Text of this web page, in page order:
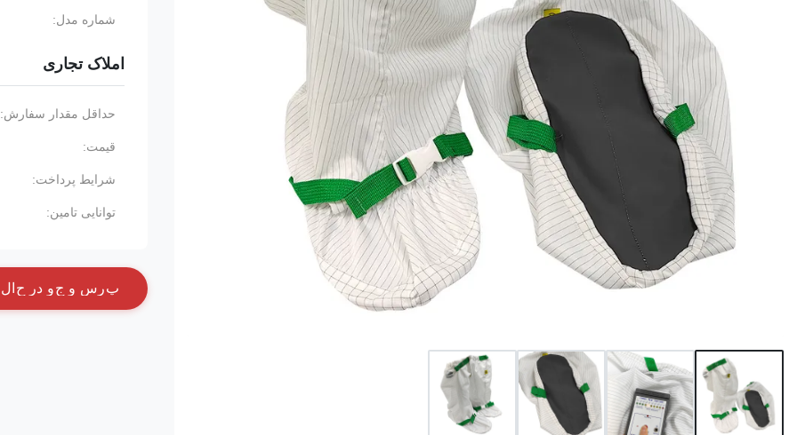
شماره مدل:
املاک تجاری
حداقل مقدار سفارش:
قیمت:
شرایط پرداخت:
توانایی تامین:
پر س و جو در ح ل